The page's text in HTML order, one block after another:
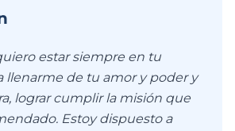
estar siempre en tu
llenarme de tu amor y poder y
lograr cumplir la misión que
Estoy dispuesto a